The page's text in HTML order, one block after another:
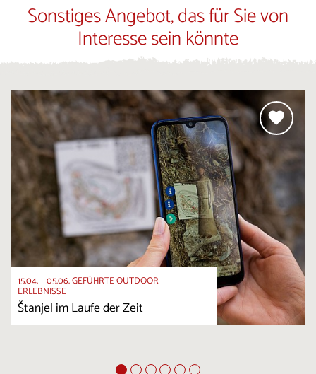
Sonstiges Angebot, das für Sie von
Interesse sein könnte
15.04. – 05.06. GEFÜHRTE OUTDOOR-
ERLEBNISSE
Štanjel im Laufe der Zeit